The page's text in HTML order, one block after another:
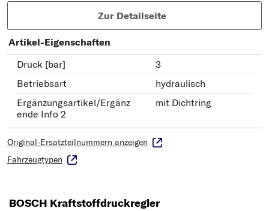
Zur Detailseite
Artikel-Eigenschaften
Druck [bar]
3
Betriebsart
hydraulisch
Ergänzungsartikel/Ergänz
ende Info 2
mit Dichtring
Original-Ersatzteilnummern anzeigen
Fahrzeugtypen
BOSCH Kraftstoffdruckregler